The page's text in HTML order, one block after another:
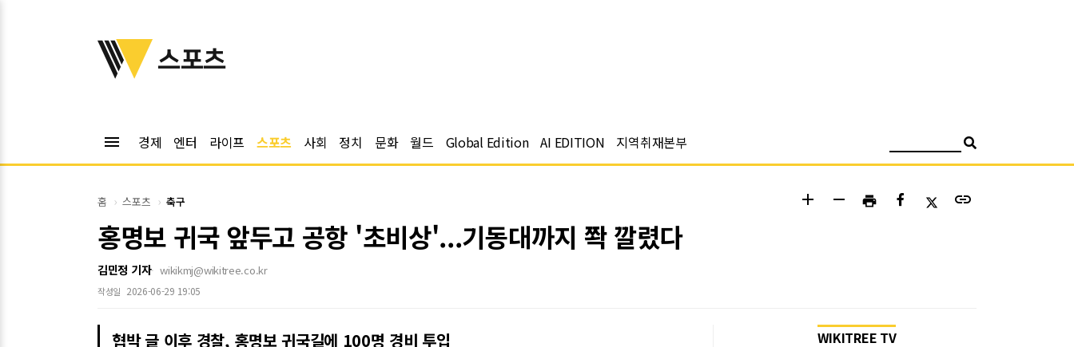
위키트리
스포츠
menu 경제 엔터 라이프 스포츠 사회 정치 문화 월드 Global Edition AI EDITION 지역취재본부
홈 스포츠 축구 add remove print link
홍명보 귀국 앞두고 공항 '초비상'...기동대까지 쫙 깔렸다
김민정 기자 wikikmj@wikitree.co.kr
작성일 2026-06-29 19:05
협박 글 이후 경찰, 홍명보 귀국길에 100명 경비 투입
WIKITREE TV